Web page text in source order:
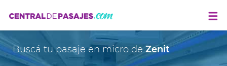
Buscá tu pasaje en micro de Zenit